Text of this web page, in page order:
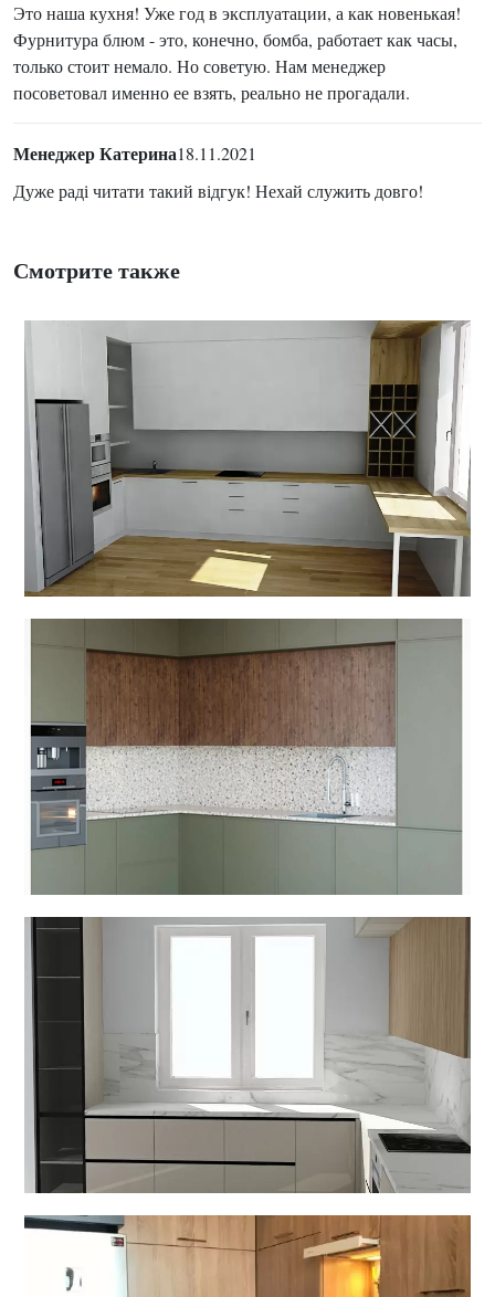
Это наша кухня! Уже год в эксплуатации, а как новенькая!
Фурнитура блюм - это, конечно, бомба, работает как часы,
только стоит немало. Но советую. Нам менеджер
посоветовал именно ее взять, реально не прогадали.
Менеджер Катерина18.11.2021
Дуже раді читати такий відгук! Нехай служить довго!
Смотрите также